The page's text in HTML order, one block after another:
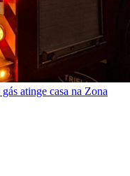
atinge casa na Zona